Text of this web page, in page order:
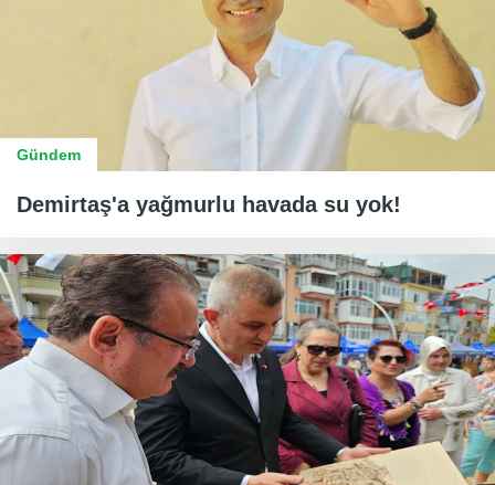
Gündem
Demirtaş'a yağmurlu havada su yok!